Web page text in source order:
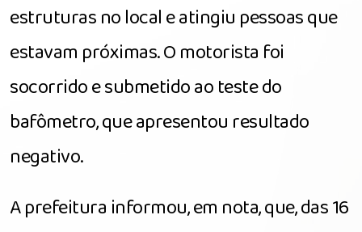
estruturas no local e atingiu pessoas que
estavam próximas. O motorista foi
socorrido e submetido ao teste do
bafômetro, que apresentou resultado
negativo.
A prefeitura informou, em nota, que, das 16